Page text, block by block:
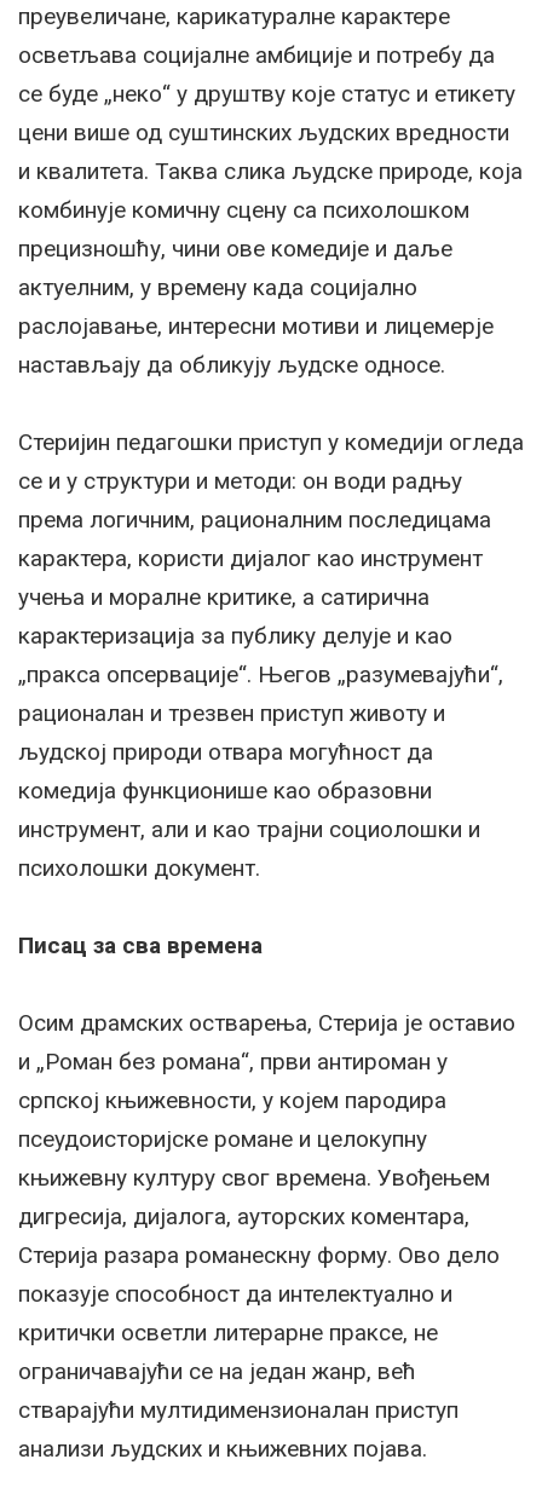
преувеличане, карикатуралне карактере
осветљава социјалне амбиције и потребу да
се буде „неко“ у друштву које статус и етикету
цени више од суштинских људских вредности
и квалитета. Таква слика људске природе, која
комбинује комичну сцену са психолошком
прецизношћу, чини ове комедије и даље
актуелним, у времену када социјално
раслојавање, интересни мотиви и лицемерје
настављају да обликују људске односе.
Стеријин педагошки приступ у комедији огледа
се и у структури и методи: он води радњу
према логичним, рационалним последицама
карактера, користи дијалог као инструмент
учења и моралне критике, а сатирична
карактеризација за публику делује и као
„пракса опсервације“. Његов „разумевајући“,
рационалан и трезвен приступ животу и
људској природи отвара могућност да
комедија функционише као образовни
инструмент, али и као трајни социолошки и
психолошки документ.
Писац за сва времена
Осим драмских остварења, Стерија је оставио
и „Роман без романа“, први антироман у
српској књижевности, у којем пародира
псеудоисторијске романе и целокупну
књижевну културу свог времена. Увођењем
дигресија, дијалога, ауторских коментара,
Стерија разара романескну форму. Ово дело
показује способност да интелектуално и
критички осветли литерарне праксе, не
ограничавајући се на један жанр, већ
стварајући мултидимензионалан приступ
анализи људских и књижевних појава.